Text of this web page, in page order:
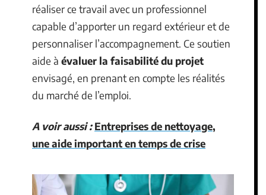
réaliser ce travail avec un professionnel
capable d’apporter un regard extérieur et de
personnaliser l’accompagnement. Ce soutien
aide à évaluer la faisabilité du projet
envisagé, en prenant en compte les réalités
du marché de l’emploi.
A voir aussi : Entreprises de nettoyage,
une aide important en temps de crise